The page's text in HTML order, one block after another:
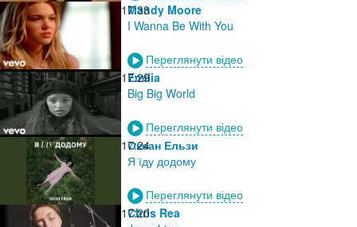
17:33
Mandy Moore
I Wanna Be With You
Переглянути відео
17:29
Emilia
Big Big World
Переглянути відео
17:24
Океан Ельзи
Я їду додому
Переглянути відео
17:20
Chris Rea